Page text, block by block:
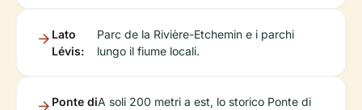
Lato
Lévis:
Parc de la Rivière-Etchemin e i parchi
lungo il fiume locali.
Ponte diA soli 200 metri a est, lo storico Ponte di